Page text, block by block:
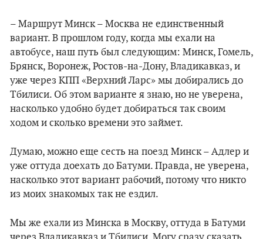
– Маршрут Минск – Москва не единственный
вариант. В прошлом году, когда мы ехали на
автобусе, наш путь был следующим: Минск, Гомель,
Брянск, Воронеж, Ростов-на-Дону, Владикавказ, и
уже через КПП «Верхний Ларс» мы добирались до
Тбилиси. Об этом варианте я знаю, но не уверена,
насколько удобно будет добираться так своим
ходом и сколько времени это займет.
Думаю, можно еще сесть на поезд Минск – Адлер и
уже оттуда доехать до Батуми. Правда, не уверена,
насколько этот вариант рабочий, потому что никто
из моих знакомых так не ездил.
Мы же ехали из Минска в Москву, оттуда в Батуми